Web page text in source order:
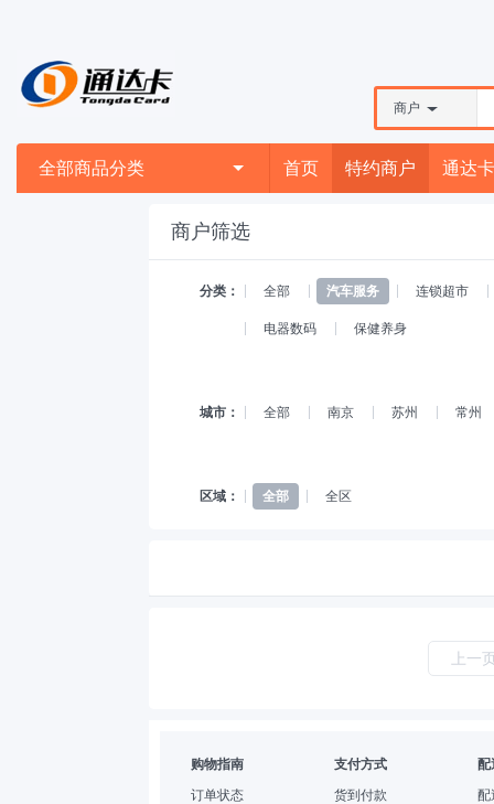
商户
全部商品分类 首页 特约商户 通达卡
商户筛选
分类： 全部 汽车服务 连锁超市
电器数码 保健养身
城市： 全部 南京 苏州 常州
区域： 全部 全区
上一
购物指南
订单状态
支付方式
货到付款
配
配